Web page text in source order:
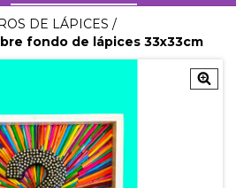
DE LÁPICES /
fondo de lápices 33x33cm